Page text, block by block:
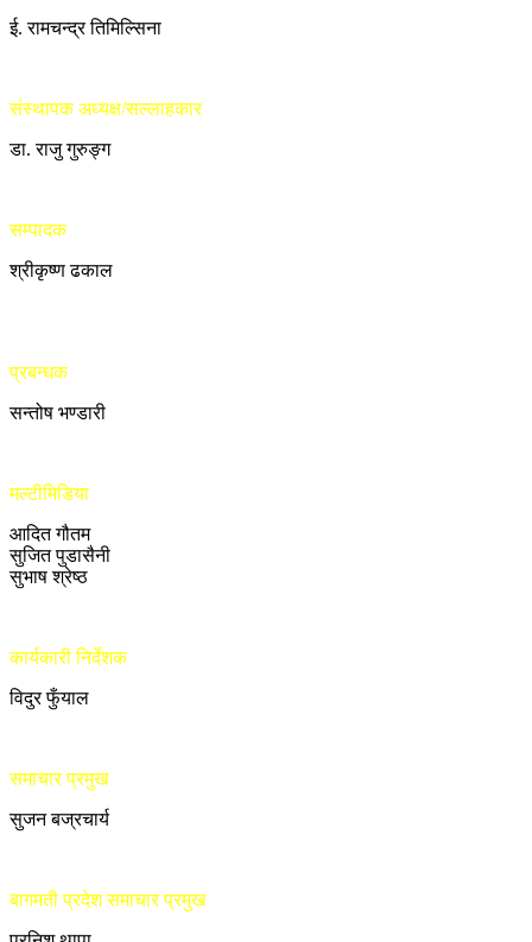
ई. रामचन्द्र तिमिल्सिना
संस्थापक अध्यक्ष/सल्लाहकार
डा. राजु गुरुङ्ग
सम्पादक
श्रीकृष्ण ढकाल
प्रबन्धक
सन्तोष भण्डारी
मल्टीमिडिया
आदित गौतम
सुजित पुडासैनी
सुभाष श्रेष्ठ
कार्यकारी निर्देशक
विदुर फुँयाल
समाचार प्रमुख
सुजन बज्रचार्य
बागमती प्रदेश समाचार प्रमुख